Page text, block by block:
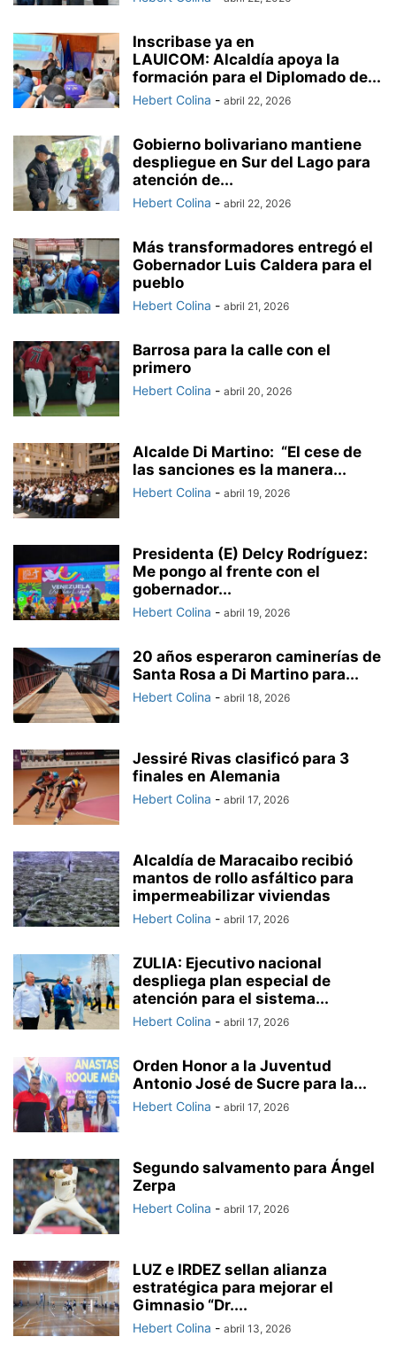
Inscribase ya en
LAUICOM: Alcaldía apoya la
formación para el Diplomado de...
Hebert Colina - abril 22, 2026
Gobierno bolivariano mantiene
despliegue en Sur del Lago para
atención de...
Hebert Colina - abril 22, 2026
Más transformadores entregó el
Gobernador Luis Caldera para el
pueblo
Hebert Colina - abril 21, 2026
Barrosa para la calle con el
primero
Hebert Colina - abril 20, 2026
Alcalde Di Martino: “El cese de
las sanciones es la manera...
Hebert Colina - abril 19, 2026
Presidenta (E) Delcy Rodríguez:
Me pongo al frente con el
gobernador...
Hebert Colina - abril 19, 2026
20 años esperaron caminerías de
Santa Rosa a Di Martino para...
Hebert Colina - abril 18, 2026
Jessiré Rivas clasificó para 3
finales en Alemania
Hebert Colina - abril 17, 2026
Alcaldía de Maracaibo recibió
mantos de rollo asfáltico para
impermeabilizar viviendas
Hebert Colina - abril 17, 2026
ZULIA: Ejecutivo nacional
despliega plan especial de
atención para el sistema...
Hebert Colina - abril 17, 2026
Orden Honor a la Juventud
Antonio José de Sucre para la...
Hebert Colina - abril 17, 2026
Segundo salvamento para Ángel
Zerpa
Hebert Colina - abril 17, 2026
LUZ e IRDEZ sellan alianza
estratégica para mejorar el
Gimnasio “Dr....
Hebert Colina - abril 13, 2026